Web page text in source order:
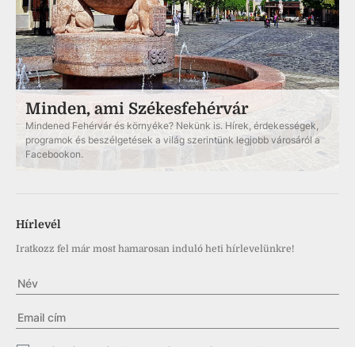
Minden, ami Székesfehérvár
Mindened Fehérvár és környéke? Nekünk is. Hírek, érdekességek,
programok és beszélgetések a világ szerintünk legjobb városáról a
Facebookon.
Hírlevél
Iratkozz fel már most hamarosan induló heti hírlevelünkre!